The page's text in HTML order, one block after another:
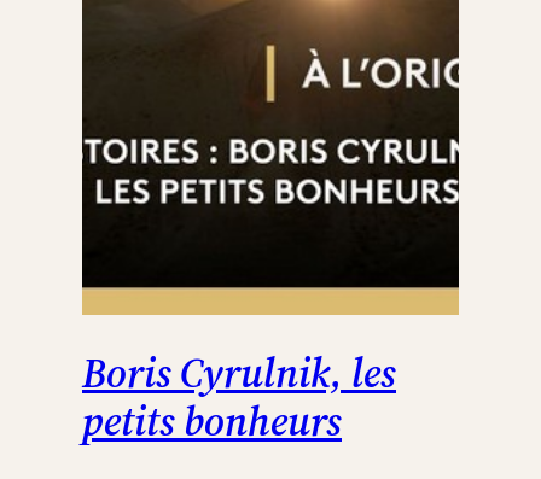
Boris Cyrulnik, les
petits bonheurs